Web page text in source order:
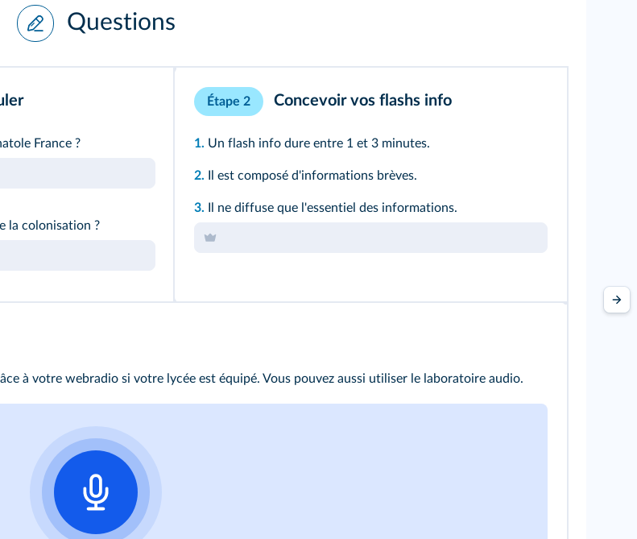
Questions
France ?
la colonisation ?
Étape 2 Concevoir vos flashs info
1. Un flash info dure entre 1 et 3 minutes.
2. Il est composé d'informations brèves.
3. Il ne diffuse que l'essentiel des informations.
à votre webradio si votre lycée est équipé. Vous pouvez aussi utiliser le laboratoire audio.